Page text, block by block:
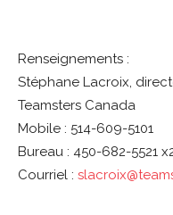
Renseignements :
Stéphane Lacroix,
Teamsters Canada
Mobile : 514-609-5101
Bureau : 450-682-5521
Courriel :